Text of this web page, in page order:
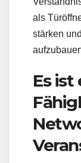
als
stärken
Es